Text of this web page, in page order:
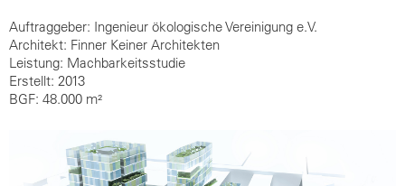
Auftraggeber: Ingenieur ökologische Vereinigung e.V.
Architekt: Finner Keiner Architekten
Leistung: Machbarkeitsstudie
Erstellt: 2013
BGF: 48.000 m²